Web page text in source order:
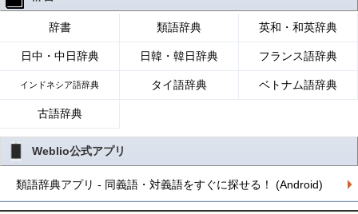
辞書 類語辞典 英和・和英辞典
日中・中日辞典 日韓・韓日辞典 フランス語辞典
インドネシア語辞典 タイ語辞典 ベトナム語辞典
古語辞典
Weblio公式アプリ
類語辞典アプリ - 同義語・対義語をすぐに探せる！ (Android)